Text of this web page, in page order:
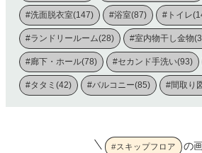
#洗面脱衣室(147) #浴室(87) #トイレ
#ランドリールーム(28) #室内物干し金物
#廊下・ホール(78) #セカンド手洗い(93)
#タタミ(42) #バルコニー(85) #間取り
#スキップフロア の